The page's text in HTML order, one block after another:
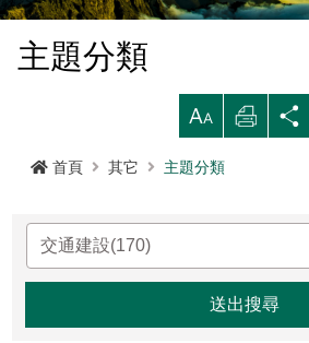
活動列車
活動報名
登山步道開放狀況
園區氣象
RSS訂閱
旅遊須知
遊憩型態
緊急連絡電話
西北園區
東部園區
水里遊客中心
塔塔加遊客中心
東埔服務中心
登山資訊
登山資訊總覽
步道分級與步道系統
登山安全
高山急難救護
可通訊參考點
登山安全系列影片
八通關越嶺步道系統
南橫三山及關山步道系統
南二段步道系統
新康橫斷步道系統
生態保育
地形
地質
水文
氣候
歷史人文
布農族
八通關古道
八通關越道
黑熊專區
臺灣黑熊科普
與熊共存
科研基地
說明
公民科學
環教理念
課程介紹
環教預約
多媒體專區
線上玉山
影音出版品
玉山寫真
行政服務
玉山國家公園
關於我們
政府資訊公開
主題分類
大 列
印
首頁 其它 主題分類